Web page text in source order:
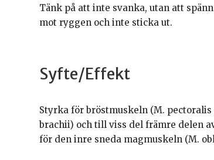
Tänk på att inte svanka, utan att
mot ryggen och inte sticka ut.
Syfte/Effekt
Styrka för bröstmuskeln (M.
brachii) och till viss del främre delen
för den inre sneda magmuskeln (M.